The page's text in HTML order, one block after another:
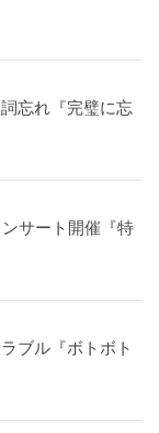
忘れ『完璧に忘
サート開催『特
ブル『ボトボト